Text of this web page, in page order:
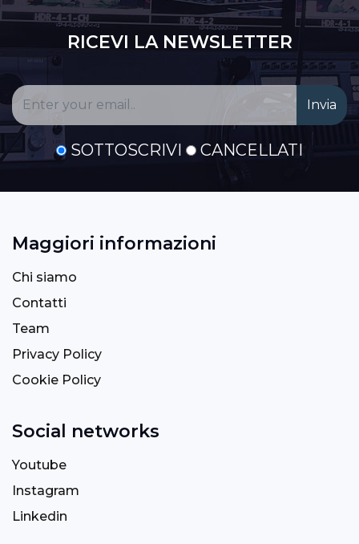
RICEVI LA NEWSLETTER
SOTTOSCRIVI CANCELLATI
Maggiori informazioni
Chi siamo
Contatti
Team
Privacy Policy
Cookie Policy
Social networks
Youtube
Instagram
Linkedin